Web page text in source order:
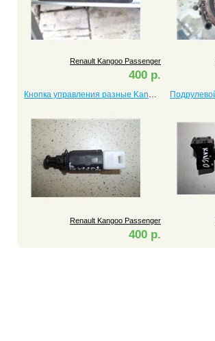
Renault Kangoo Passenger
400 р.
Кнопка управления разные Kangoo Passenger
Renault Kangoo Passenger
400 р.